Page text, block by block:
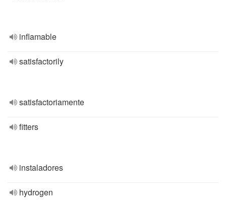
inflamable
satisfactorily
satisfactoriamente
fitters
instaladores
hydrogen